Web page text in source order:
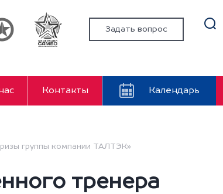
Задать вопрос
Контакты Календарь
группы компании ТАЛТЭК»
тренера